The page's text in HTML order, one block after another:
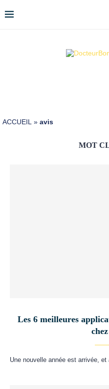
ACCUEIL » avis
MOT
Les 6 meilleures
Une nouvelle année est arrivée,